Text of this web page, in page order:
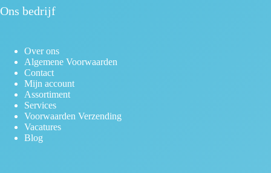
Ons bedrijf
Over ons
Algemene Voorwaarden
Contact
Mijn account
Assortiment
Services
Voorwaarden Verzending
Vacatures
Blog